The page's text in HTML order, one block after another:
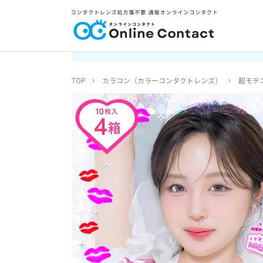
TOP カラコン（カラーコンタクトレンズ） 超モテ